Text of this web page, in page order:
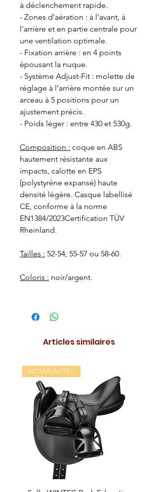
à déclenchement rapide.
- Zones d'aération : à l'avant, à
l'arrière et en partie centrale pour
une ventilation optimale.
- Fixation arrière : en 4 points
épousant la nuque.
- Système Adjust-Fit : molette de
réglage à l’arrière montée sur un
arceau à 5 positions pour un
ajustement précis.
- Poids léger : entre 430 et 530g.
Composition : coque en ABS
hautement résistante aux
impacts, calotte en EPS
(polystyrène expansé) haute
densité légère. Casque labellisé
CE, conforme à la norme
EN1384/2023Certification TÜV
Rheinland.
Tailles : 52-54, 55-57 ou 58-60.
Coloris : noir/argent.
Articles similaires
NOUVEAUTE !